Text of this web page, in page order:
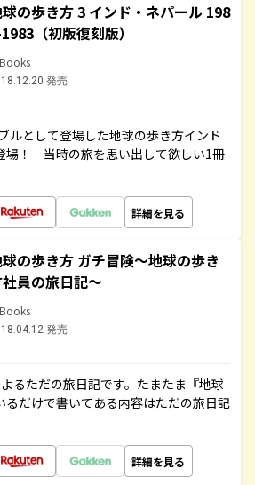
の歩き方 3 インド・ネパール 198
（初版復刻版）
発売
ルとして登場した地球の歩き方インド
場！ 当時の旅を思い出して欲しい1冊
詳細を見る
の歩き方 ガチ冒険～地球の歩き
員の旅日記～
発売
るただの旅日記です。たまたま『地球
るだけで書いてある内容はただの旅日記
詳細を見る